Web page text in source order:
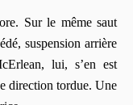
Sur le même saut
suspension arrière
lui, s’en est
direction tordue. Une